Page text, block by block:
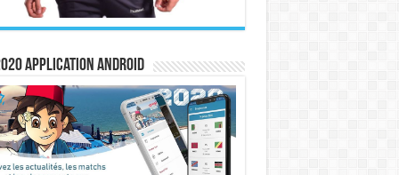
Application Android